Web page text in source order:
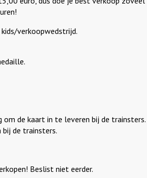
verkoopwedstrijd.
de kaart in te leveren bij de trainsters.
bij de trainsters.
Beslist niet eerder.